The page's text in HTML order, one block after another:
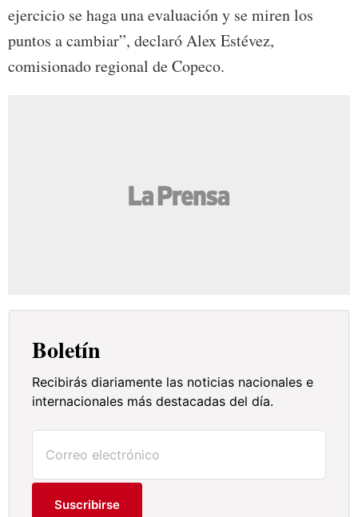
ejercicio se haga una evaluación y se miren los
puntos a cambiar”, declaró Alex Estévez,
comisionado regional de Copeco.
Boletín
Recibirás diariamente las noticias nacionales e
internacionales más destacadas del día.
Suscribirse